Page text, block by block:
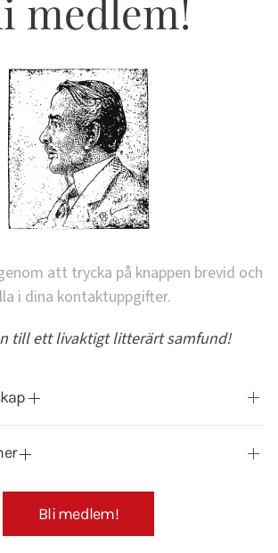
medlem!
att trycka på knappen brevid och
i dina kontaktuppgifter.
till ett livaktigt litterärt samfund!
Bli medlem!